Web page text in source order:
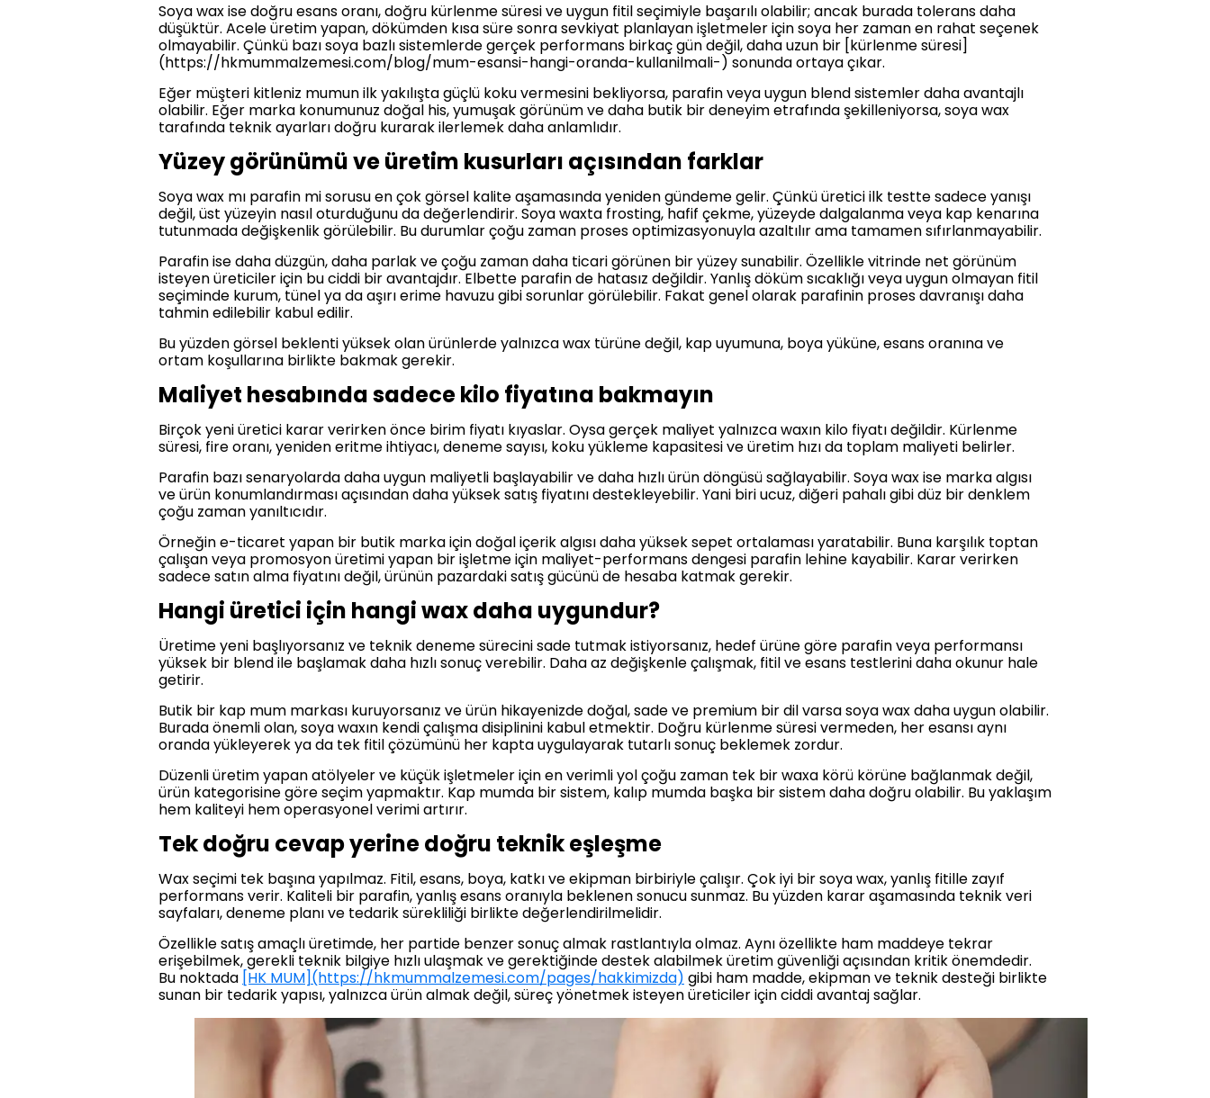
Soya wax ise doğru esans oranı, doğru kürlenme süresi ve uygun fitil seçimiyle başarılı olabilir; ancak burada tolerans daha
düşüktür. Acele üretim yapan, dökümden kısa süre sonra sevkiyat planlayan işletmeler için soya her zaman en rahat seçenek
olmayabilir. Çünkü bazı soya bazlı sistemlerde gerçek performans birkaç gün değil, daha uzun bir [kürlenme süresi]
(https://hkmummalzemesi.com/blog/mum-esansi-hangi-oranda-kullanilmali-) sonunda ortaya çıkar.
Eğer müşteri kitleniz mumun ilk yakılışta güçlü koku vermesini bekliyorsa, parafin veya uygun blend sistemler daha avantajlı
olabilir. Eğer marka konumunuz doğal his, yumuşak görünüm ve daha butik bir deneyim etrafında şekilleniyorsa, soya wax
tarafında teknik ayarları doğru kurarak ilerlemek daha anlamlıdır.
Yüzey görünümü ve üretim kusurları açısından farklar
Soya wax mı parafin mi sorusu en çok görsel kalite aşamasında yeniden gündeme gelir. Çünkü üretici ilk testte sadece yanışı
değil, üst yüzeyin nasıl oturduğunu da değerlendirir. Soya waxta frosting, hafif çekme, yüzeyde dalgalanma veya kap kenarına
tutunmada değişkenlik görülebilir. Bu durumlar çoğu zaman proses optimizasyonuyla azaltılır ama tamamen sıfırlanmayabilir.
Parafin ise daha düzgün, daha parlak ve çoğu zaman daha ticari görünen bir yüzey sunabilir. Özellikle vitrinde net görünüm
isteyen üreticiler için bu ciddi bir avantajdır. Elbette parafin de hatasız değildir. Yanlış döküm sıcaklığı veya uygun olmayan fitil
seçiminde kurum, tünel ya da aşırı erime havuzu gibi sorunlar görülebilir. Fakat genel olarak parafinin proses davranışı daha
tahmin edilebilir kabul edilir.
Bu yüzden görsel beklenti yüksek olan ürünlerde yalnızca wax türüne değil, kap uyumuna, boya yüküne, esans oranına ve
ortam koşullarına birlikte bakmak gerekir.
Maliyet hesabında sadece kilo fiyatına bakmayın
Birçok yeni üretici karar verirken önce birim fiyatı kıyaslar. Oysa gerçek maliyet yalnızca waxın kilo fiyatı değildir. Kürlenme
süresi, fire oranı, yeniden eritme ihtiyacı, deneme sayısı, koku yükleme kapasitesi ve üretim hızı da toplam maliyeti belirler.
Parafin bazı senaryolarda daha uygun maliyetli başlayabilir ve daha hızlı ürün döngüsü sağlayabilir. Soya wax ise marka algısı
ve ürün konumlandırması açısından daha yüksek satış fiyatını destekleyebilir. Yani biri ucuz, diğeri pahalı gibi düz bir denklem
çoğu zaman yanıltıcıdır.
Örneğin e-ticaret yapan bir butik marka için doğal içerik algısı daha yüksek sepet ortalaması yaratabilir. Buna karşılık toptan
çalışan veya promosyon üretimi yapan bir işletme için maliyet-performans dengesi parafin lehine kayabilir. Karar verirken
sadece satın alma fiyatını değil, ürünün pazardaki satış gücünü de hesaba katmak gerekir.
Hangi üretici için hangi wax daha uygundur?
Üretime yeni başlıyorsanız ve teknik deneme sürecini sade tutmak istiyorsanız, hedef ürüne göre parafin veya performansı
yüksek bir blend ile başlamak daha hızlı sonuç verebilir. Daha az değişkenle çalışmak, fitil ve esans testlerini daha okunur hale
getirir.
Butik bir kap mum markası kuruyorsanız ve ürün hikayenizde doğal, sade ve premium bir dil varsa soya wax daha uygun olabilir.
Burada önemli olan, soya waxın kendi çalışma disiplinini kabul etmektir. Doğru kürlenme süresi vermeden, her esansı aynı
oranda yükleyerek ya da tek fitil çözümünü her kapta uygulayarak tutarlı sonuç beklemek zordur.
Düzenli üretim yapan atölyeler ve küçük işletmeler için en verimli yol çoğu zaman tek bir waxa körü körüne bağlanmak değil,
ürün kategorisine göre seçim yapmaktır. Kap mumda bir sistem, kalıp mumda başka bir sistem daha doğru olabilir. Bu yaklaşım
hem kaliteyi hem operasyonel verimi artırır.
Tek doğru cevap yerine doğru teknik eşleşme
Wax seçimi tek başına yapılmaz. Fitil, esans, boya, katkı ve ekipman birbiriyle çalışır. Çok iyi bir soya wax, yanlış fitille zayıf
performans verir. Kaliteli bir parafin, yanlış esans oranıyla beklenen sonucu sunmaz. Bu yüzden karar aşamasında teknik veri
sayfaları, deneme planı ve tedarik sürekliliği birlikte değerlendirilmelidir.
Özellikle satış amaçlı üretimde, her partide benzer sonuç almak rastlantıyla olmaz. Aynı özellikte ham maddeye tekrar
erişebilmek, gerekli teknik bilgiye hızlı ulaşmak ve gerektiğinde destek alabilmek üretim güvenliği açısından kritik önemdedir.
Bu noktada [HK MUM](https://hkmummalzemesi.com/pages/hakkimizda) gibi ham madde, ekipman ve teknik desteği birlikte
sunan bir tedarik yapısı, yalnızca ürün almak değil, süreç yönetmek isteyen üreticiler için ciddi avantaj sağlar.